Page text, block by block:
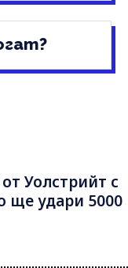
Уолстрийт с
ще удари 5000